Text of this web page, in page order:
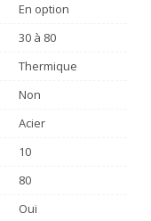
En option
30 à 80
Thermique
Non
Acier
10
80
Oui